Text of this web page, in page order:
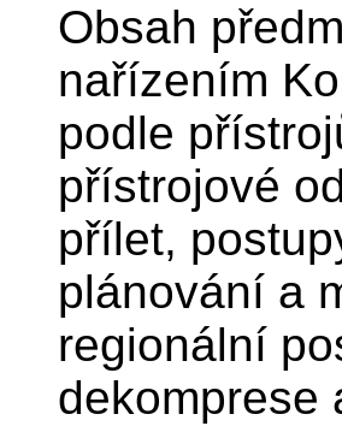
Obsah
nařízením
podle
přístrojové
přílet,
plánování a
regionální
dekomprese